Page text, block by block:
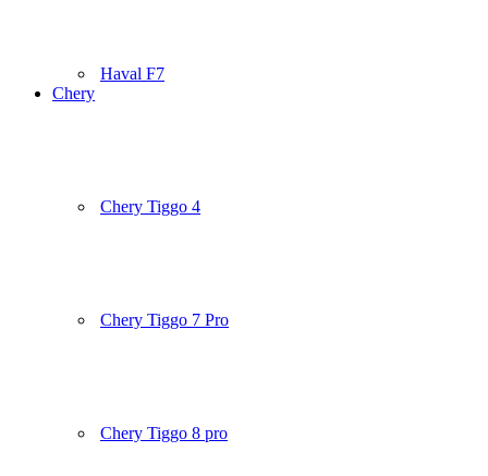
Haval F7
Chery
Chery Tiggo 4
Chery Tiggo 7 Pro
Chery Tiggo 8 pro